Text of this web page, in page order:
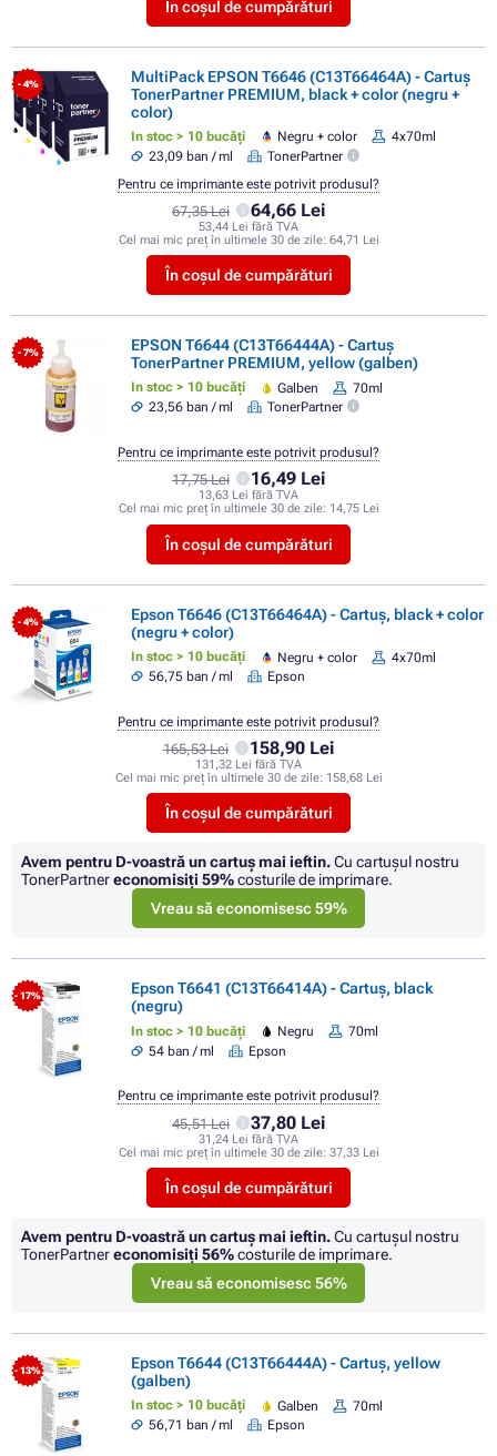
În coșul de cumpărături
- 4%
MultiPack EPSON T6646 (C13T66464A) - Cartuș
TonerPartner PREMIUM, black + color (negru +
color)
In stoc > 10 bucăți Negru + color
4x70ml
23,09 ban / ml
TonerPartner
67,35 Lei 64,66 Lei
53,44 Lei fără TVA
Cel mai mic preț în ultimele 30 de zile: 64,71 Lei
În coșul de cumpărături
Pentru ce imprimante este potrivit produsul?
- 7%
EPSON T6644 (C13T66444A) - Cartuș
TonerPartner PREMIUM, yellow (galben)
In stoc > 10 bucăți Galben
70ml
23,56 ban / ml
TonerPartner
17,75 Lei 16,49 Lei
13,63 Lei fără TVA
Cel mai mic preț în ultimele 30 de zile: 14,75 Lei
În coșul de cumpărături
Pentru ce imprimante este potrivit produsul?
- 4%
Epson T6646 (C13T66464A) - Cartuș, black + color
(negru + color)
In stoc > 10 bucăți Negru + color
4x70ml
56,75 ban / ml
Epson
165,53 Lei 158,90 Lei
131,32 Lei fără TVA
Cel mai mic preț în ultimele 30 de zile: 158,68 Lei
În coșul de cumpărături
Pentru ce imprimante este potrivit produsul?
Avem pentru D-voastră un cartuș mai ieftin.Cu cartuşul nostru
TonerPartnereconomisiţi 59%costurile de imprimare.
Vreau să economisesc 59%
- 17%
Epson T6641 (C13T66414A) - Cartuș, black
(negru)
In stoc > 10 bucăți Negru
70ml
54 ban / ml
Epson
45,51 Lei 37,80 Lei
31,24 Lei fără TVA
Cel mai mic preț în ultimele 30 de zile: 37,33 Lei
În coșul de cumpărături
Pentru ce imprimante este potrivit produsul?
Avem pentru D-voastră un cartuș mai ieftin.Cu cartuşul nostru
TonerPartnereconomisiţi 56%costurile de imprimare.
Vreau să economisesc 56%
- 13%
Epson T6644 (C13T66444A) - Cartuș, yellow
(galben)
In stoc > 10 bucăți Galben
70ml
56,71 ban / ml
Epson